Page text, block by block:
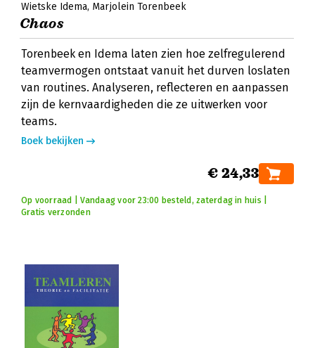
Wietske Idema Marjolein Torenbeek
Chaos
Torenbeek en Idema laten zien hoe zelfregulerend
teamvermogen ontstaat vanuit het durven loslaten
van routines. Analyseren, reflecteren en aanpassen
zijn de kernvaardigheden die ze uitwerken voor
teams.
Boek bekijken
€ 24,33
Op voorraad | Vandaag voor 23:00 besteld, zaterdag in huis |
Gratis verzonden